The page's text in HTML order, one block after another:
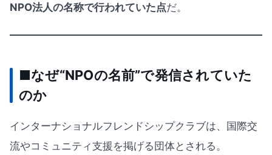
NPO法人の名称で行われていた点だ。
■なぜ“NPOの名前”で発信されていた
のか
インターナショナルフレンドシップクラブは、国際交
流やコミュニティ支援を掲げる団体とされる。